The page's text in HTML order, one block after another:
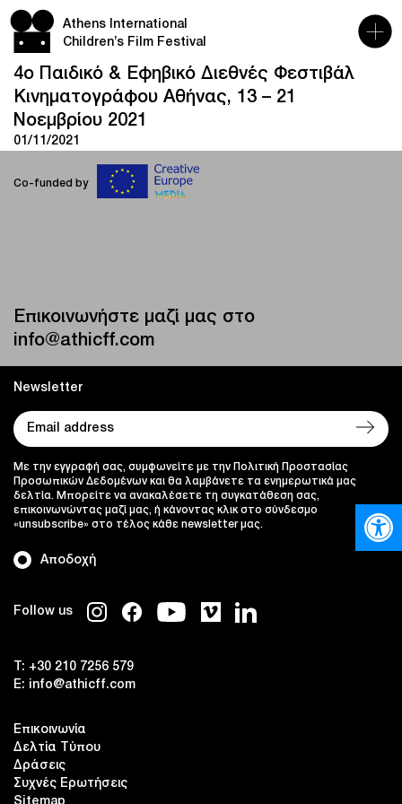
Athens International
Children’s Film Festival
4ο Παιδικό & Εφηβικό Διεθνές Φεστιβάλ
Κινηματογράφου Αθήνας, 13 – 21
Νοεμβρίου 2021
01/11/2021
Co-funded by
Επικοινωνήστε μαζί μας στο
info@athicff.com
Follow us
T: +30 210 7256 579
E: info@athicff.com
Επικοινωνία
Δελτία Τύπου
Δράσεις
Συχνές Ερωτήσεις
Newsletter
Αποδοχή
Με την εγγραφή σας, συμφωνείτε με την Πολιτική Προστασίας
Προσωπικών Δεδομένων και θα λαμβάνετε τα ενημερωτικά μας
δελτία. Μπορείτε να ανακαλέσετε τη συγκατάθεση σας,
επικοινωνώντας μαζί μας, ή κάνοντας κλικ στο σύνδεσμο
«unsubscribe» στο τέλος κάθε newsletter μας.